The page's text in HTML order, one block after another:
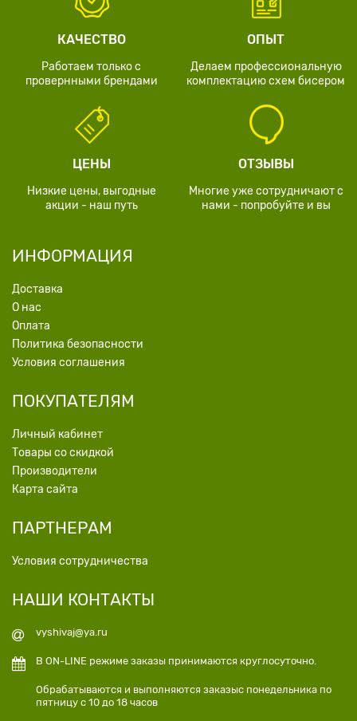
КАЧЕСТВО
Работаем только с
провернными брендами
ОПЫТ
Делаем профессиональную
комплектацию схем бисером
ЦЕНЫ
Низкие цены, выгодные
акции - наш путь
ОТЗЫВЫ
Многие уже сотрудничают с
нами - попробуйте и вы
ИНФОРМАЦИЯ
Доставка
О нас
Оплата
Политика безопасности
Условия соглашения
ПОКУПАТЕЛЯМ
Личный кабинет
Товары со скидкой
Производители
Карта сайта
ПАРТНЕРАМ
Условия сотрудничества
НАШИ КОНТАКТЫ
vyshivaj@ya.ru
В ON-LINE режиме заказы принимаются круглосуточно.
Обрабатываются и выполняются заказыс понедельника по
пятницу с 10 до 18 часов